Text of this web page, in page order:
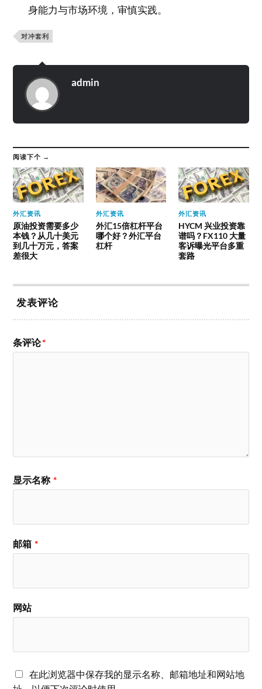
身能力与市场环境，审慎实践。
对冲套利
admin
阅读下个 →
外汇资讯
原油投资需要多少
本钱？从几十美元
到几十万元，答案
差很大
外汇资讯
外汇15倍杠杆平台
哪个好？外汇平台
杠杆
外汇资讯
HYCM 兴业投资靠
谱吗？FX110 大量
客诉曝光平台多重
套路
发表评论
条评论*
显示名称 *
邮箱 *
网站
在此浏览器中保存我的显示名称、邮箱地址和网站地